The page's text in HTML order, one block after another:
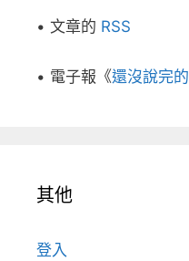
• 文章的 RSS
• 電子報《還沒說完的
其他
登入